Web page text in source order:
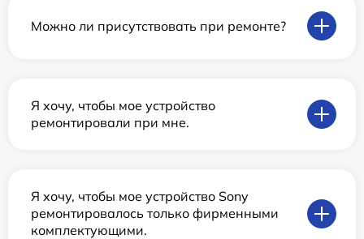
Можно ли присутствовать при ремонте?
Я хочу, чтобы мое устройство
ремонтировали при мне.
Я хочу, чтобы мое устройство Sony
ремонтировалось только фирменными
комплектующими.